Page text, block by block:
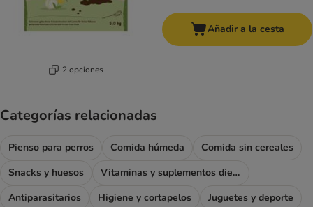
2 opciones
Añadir a la cesta
Categorías relacionadas
Pienso para perros Comida húmeda
Comida sin cereales
Snacks y huesos
Vitaminas y suplementos dietéticos
Antiparasitarios
Higiene y cortapelos
Juguetes y deporte